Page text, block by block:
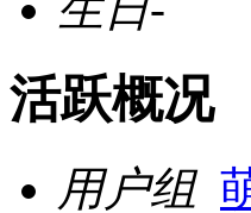
活跃概况
用户组